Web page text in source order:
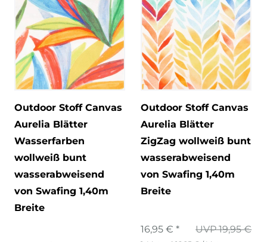
Outdoor Stoff Canvas
Aurelia Blätter
Wasserfarben
wollweiß bunt
wasserabweisend
von Swafing 1,40m
Breite
Outdoor Stoff Canvas
Aurelia Blätter
ZigZag wollweiß bunt
wasserabweisend
von Swafing 1,40m
Breite
UVP 19,95 €
16,95 € *